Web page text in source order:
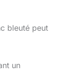
bleuté peut
un